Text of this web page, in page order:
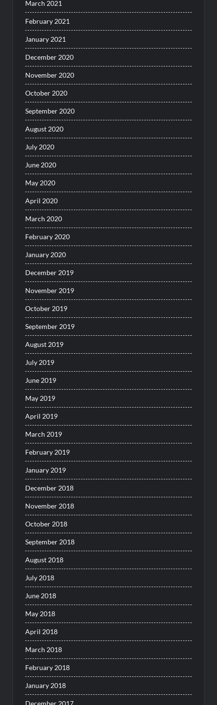
March 2021
February 2021
January 2021
December 2020
November 2020
October 2020
September 2020
August 2020
July 2020
June 2020
May 2020
April 2020
March 2020
February 2020
January 2020
December 2019
November 2019
October 2019
September 2019
August 2019
July 2019
June 2019
May 2019
April 2019
March 2019
February 2019
January 2019
December 2018
November 2018
October 2018
September 2018
August 2018
July 2018
June 2018
May 2018
April 2018
March 2018
February 2018
January 2018